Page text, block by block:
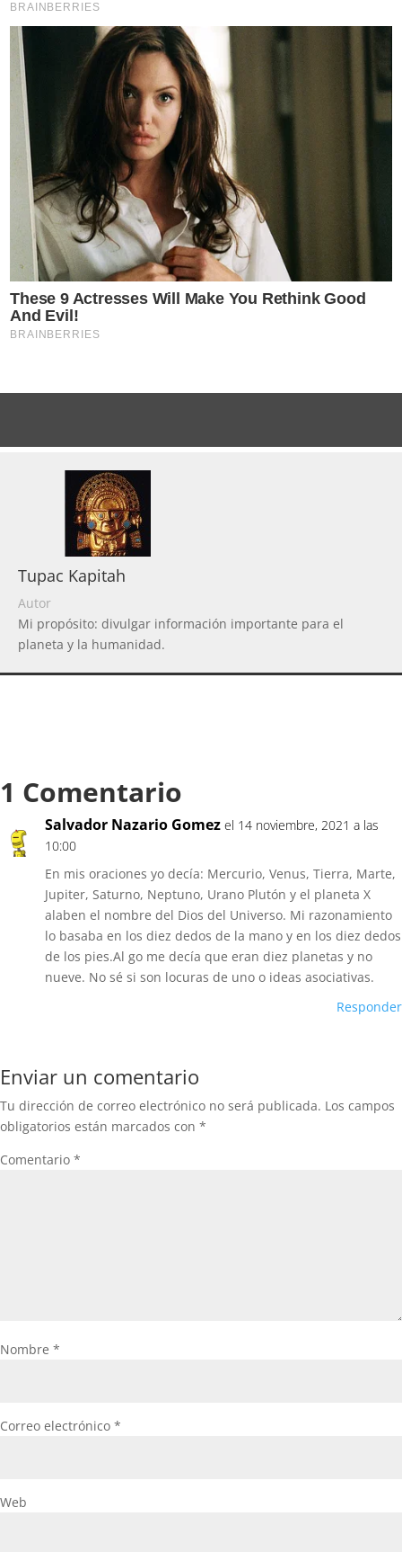
Tupac Kapitah
Autor
Mi propósito: divulgar información importante para el
planeta y la humanidad.
1 Comentario
Salvador Nazario Gomez el 14 noviembre, 2021 a las
10:00
En mis oraciones yo decía: Mercurio, Venus, Tierra, Marte,
Jupiter, Saturno, Neptuno, Urano Plutón y el planeta X
alaben el nombre del Dios del Universo. Mi razonamiento
lo basaba en los diez dedos de la mano y en los diez dedos
de los pies.Al go me decía que eran diez planetas y no
nueve. No sé si son locuras de uno o ideas asociativas.
Responder
Enviar un comentario
Tu dirección de correo electrónico no será publicada. Los campos
obligatorios están marcados con *
Comentario *
Nombre *
Correo electrónico *
Web